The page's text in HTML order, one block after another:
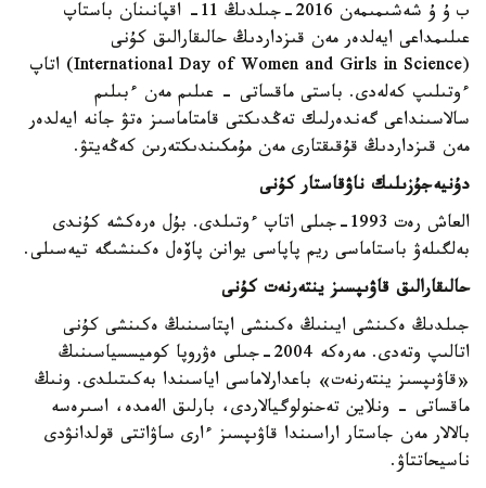
ب ۇ ۇ شەشىمىمەن 2016-جىلدىڭ 11- اقپانىنان باستاپ
عىلىمداعى ايەلدەر مەن قىزداردىڭ حالىقارالىق كۇنى
(International Day of Women and Girls in Science) اتاپ
ءوتىلىپ كەلەدى. باستى ماقساتى - عىلىم مەن ءبىلىم
سالاسىنداعى گەندەرلىك تەڭدىكتى قامتاماسىز ەتۋ جانە ايەلدەر
مەن قىزداردىڭ قۇقىقتارى مەن مۇمكىندىكتەرىن كەڭەيتۋ.
دۇنيەجۇزىلىك ناۋقاستار كۇنى
العاش رەت 1993-جىلى اتاپ ءوتىلدى. بۇل ەرەكشە كۇندى
بەلگىلەۋ باستاماسى ريم پاپاسى يوانن پاۆەل ەكىنشىگە تيەسىلى.
حالىقارالىق قاۋىپسىز ينتەرنەت كۇنى
جىلدىڭ ەكىنشى ايىنىڭ ەكىنشى اپتاسىنىڭ ەكىنشى كۇنى
اتالىپ وتەدى. مەرەكە 2004-جىلى ەۋروپا كوميسسياسىنىڭ
«قاۋىپسىز ينتەرنەت» باعدارلاماسى اياسىندا بەكىتىلدى. ونىڭ
ماقساتى - ونلاين تەحنولوگيالاردى، بارلىق الەمدە، اسىرەسە
بالالار مەن جاستار اراسىندا قاۋىپسىز ءارى ساۋاتتى قولدانۋدى
ناسيحاتتاۋ.